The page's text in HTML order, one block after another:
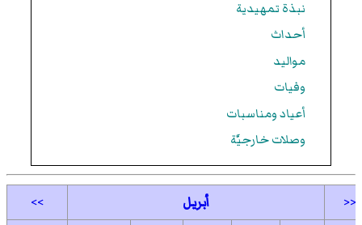
نبذة تمهيدية
أحداث
مواليد
وفيات
أعياد ومناسبات
وصلات خارجيَّة
<< أبريل
>>